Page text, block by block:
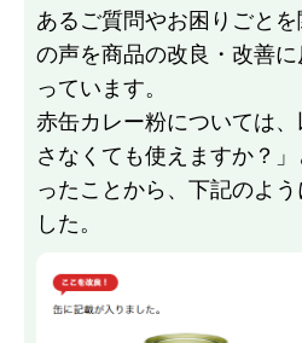
あるご質問やお困りごと
の声を商品の改良・改善
っています。
赤缶カレー粉については
さなくても使えますか？
ったことから、下記のよ
した。